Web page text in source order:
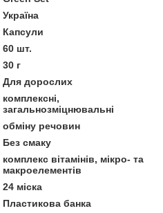
Україна
Капсули
60 шт.
30 г
Для дорослих
комплексні,
загальнозміцнювальні
обміну речовин
Без смаку
комплекс вітамінів, мікро- та
макроелементів
24 міска
Пластикова банка